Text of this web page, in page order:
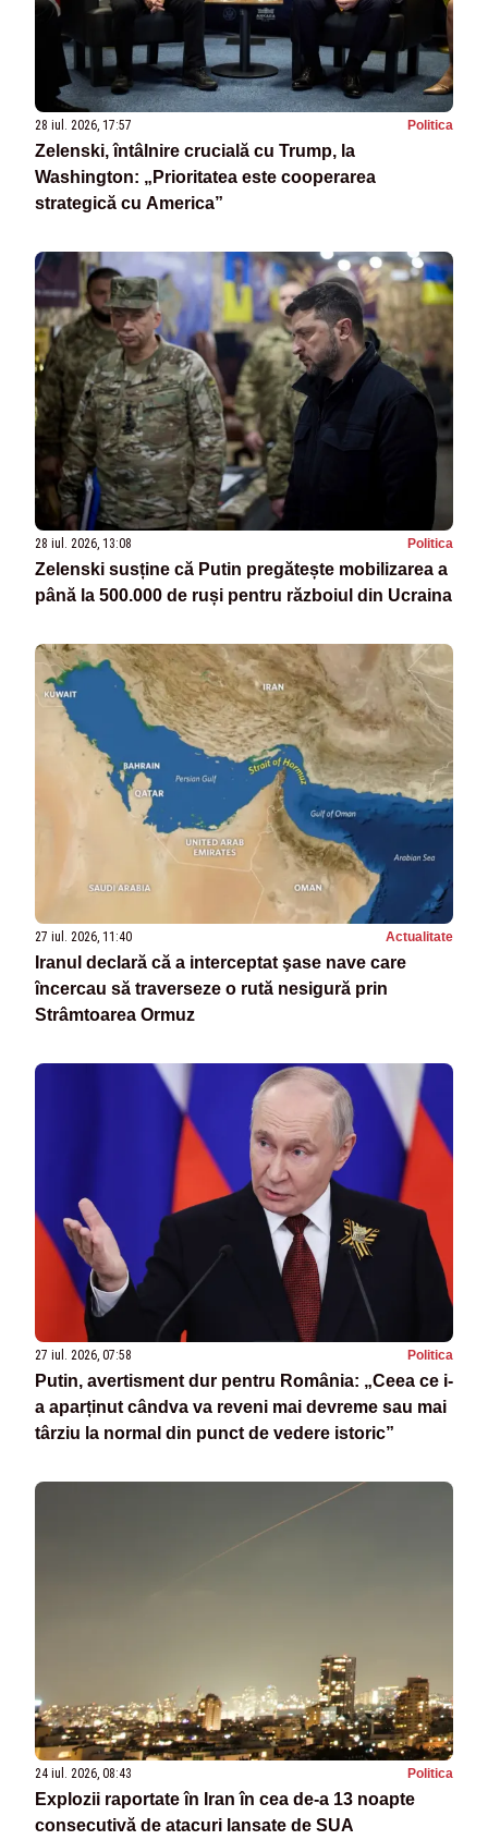
28 iul. 2026, 17:57 Politica
Zelenski, întâlnire crucială cu Trump, la
Washington: „Prioritatea este cooperarea
strategică cu America”
28 iul. 2026, 13:08 Politica
Zelenski susține că Putin pregătește mobilizarea a
până la 500.000 de ruși pentru războiul din Ucraina
27 iul. 2026, 11:40 Actualitate
Iranul declară că a interceptat şase nave care
încercau să traverseze o rută nesigură prin
Strâmtoarea Ormuz
27 iul. 2026, 07:58 Politica
Putin, avertisment dur pentru România: „Ceea ce i-
a aparținut cândva va reveni mai devreme sau mai
târziu la normal din punct de vedere istoric”
24 iul. 2026, 08:43 Politica
Explozii raportate în Iran în cea de-a 13 noapte
consecutivă de atacuri lansate de SUA